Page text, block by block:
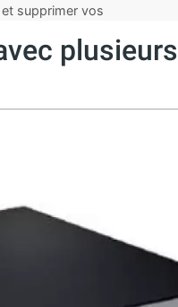
supprimer vos
plusieurs